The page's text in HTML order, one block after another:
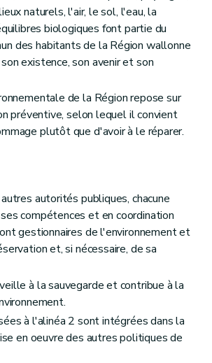
D209
D2011
D2012
D2013
III Information active
première
Principe
D2015
D2016
1
Reconnaissance et subventionnement structurel des associations environnementales
I Dispositions générales– Décret du 23 janvier 2014, art. 4)
28-2
naturels, l'air, le sol, l'eau, la
biologiques font partie du
des habitants de la Région wallonne
existence, son avenir et son
de la Région repose sur
préventive, selon lequel il convient
plutôt que d'avoir à le réparer.
autorités publiques, chacune
compétences et en coordination
gestionnaires de l'environnement et
et, si nécessaire, de sa
à la sauvegarde et contribue à la
à l'alinéa 2 sont intégrées dans la
en oeuvre des autres politiques de